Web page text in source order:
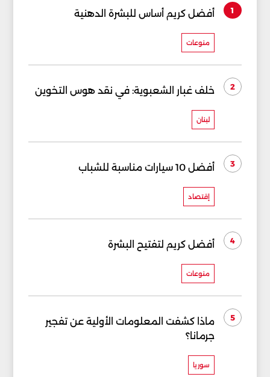
1 أفضل كريم أساس للبشرة الدهنية
منوعات
2 خلف غبار الشعبوية: في نقد هوس التخوين
لبنان
3 أفضل 10 سيارات مناسبة للشباب
إقتصاد
4 أفضل كريم لتفتيح البشرة
منوعات
5
ماذا كشفت المعلومات الأولية عن تفجير
جرمانا؟
سوريا